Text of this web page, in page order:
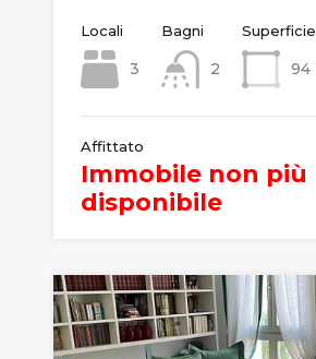
Locali
3
Bagni
2
Superficie
94
Affittato
Immobile non più
disponibile